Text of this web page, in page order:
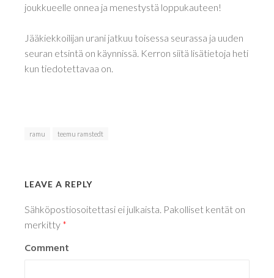
joukkueelle onnea ja menestystä loppukauteen!
Jääkiekkoilijan urani jatkuu toisessa seurassa ja uuden
seuran etsintä on käynnissä. Kerron siitä lisätietoja heti
kun tiedotettavaa on.
ramu teemu ramstedt
LEAVE A REPLY
Sähköpostiosoitettasi ei julkaista. Pakolliset kentät on
merkitty *
Comment